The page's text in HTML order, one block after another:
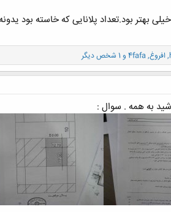
بهتر بود.تعداد پلانایی که خاسته بود
,افروغ,
4fafa و 1 شخص دیگر
به همه . سوال :